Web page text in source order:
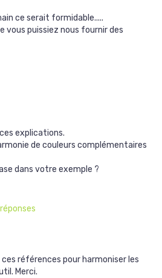
ce serait formidable.....
vous puissiez nous fournir des
explications.
de couleurs complémentaires
dans votre exemple ?
références pour harmoniser les
Merci.